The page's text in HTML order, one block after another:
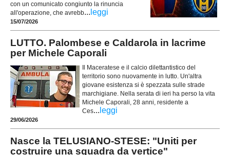
con un comunicato congiunto la rinuncia
all'operazione, che avrebb... leggi
15/07/2026
LUTTO. Palombese e Caldarola in lacrime
per Michele Caporali
Il Maceratese e il calcio dilettantistico del
territorio sono nuovamente in lutto. Un'altra
giovane esistenza si è spezzata sulle strade
marchigiane. Nella serata di ieri ha perso la vita
Michele Caporali, 28 anni, residente a
Ces... leggi
29/06/2026
Nasce la TELUSIANO-STESE: "Uniti per
costruire una squadra da vertice"